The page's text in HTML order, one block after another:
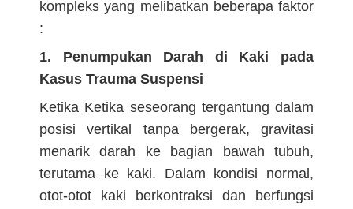
kompleks yang melibatkan beberapa faktor
:
1. Penumpukan Darah di Kaki pada
Kasus Trauma Suspensi
Ketika Ketika seseorang tergantung dalam
posisi vertikal tanpa bergerak, gravitasi
menarik darah ke bagian bawah tubuh,
terutama ke kaki. Dalam kondisi normal,
otot-otot kaki berkontraksi dan berfungsi